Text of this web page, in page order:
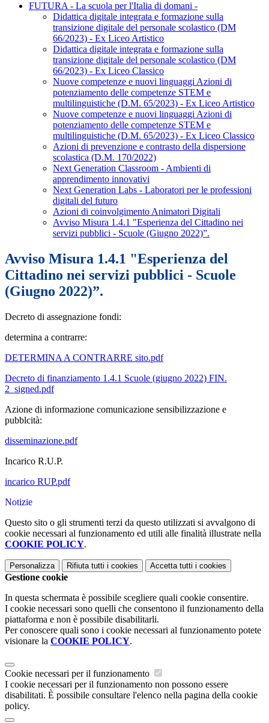
FUTURA - La scuola per l'Italia di domani -
Didattica digitale integrata e formazione sulla
transizione digitale del personale scolastico (DM
66/2023) - Ex Liceo Artistico
Didattica digitale integrata e formazione sulla
transizione digitale del personale scolastico (DM
66/2023) - Ex Liceo Classico
Nuove competenze e nuovi linguaggi Azioni di
potenziamento delle competenze STEM e
multilinguistiche (D.M. 65/2023) - Ex Liceo Artistico
Nuove competenze e nuovi linguaggi Azioni di
potenziamento delle competenze STEM e
multilinguistiche (D.M. 65/2023) - Ex Liceo Classico
Azioni di prevenzione e contrasto della dispersione
scolastica (D.M. 170/2022)
Next Generation Classroom - Ambienti di
apprendimento innovativi
Next Generation Labs - Laboratori per le professioni
digitali del futuro
Azioni di coinvolgimento Animatori Digitali
Avviso Misura 1.4.1 "Esperienza del Cittadino nei
servizi pubblici - Scuole (Giugno 2022)”.
Avviso Misura 1.4.1 "Esperienza del
Cittadino nei servizi pubblici - Scuole
(Giugno 2022)”.
Decreto di assegnazione fondi:
determina a contrarre:
DETERMINA A CONTRARRE sito.pdf
Decreto di finanziamento 1.4.1 Scuole (giugno 2022) FIN.
2_signed.pdf
Azione di informazione comunicazione sensibilizzazione e
pubblcità:
disseminazione.pdf
Incarico R.U.P.
incarico RUP.pdf
Notizie
Questo sito o gli strumenti terzi da questo utilizzati si avvalgono di
cookie necessari al funzionamento ed utili alle finalità illustrate nella
COOKIE POLICY.
Personalizza Rifiuta tutti i cookies Accetta tutti i cookies
Gestione cookie
In questa schermata è possibile scegliere quali cookie consentire.
I cookie necessari sono quelli che consentono il funzionamento della
piattaforma e non è possibile disabilitarli.
Per conoscere quali sono i cookie necessari al funzionamento potete
visionare la COOKIE POLICY.
Cookie necessari per il funzionamento
I cookie necessari per il funzionamento non possono essere
disabilitati. È possibile consultare l'elenco nella pagina della cookie
policy.